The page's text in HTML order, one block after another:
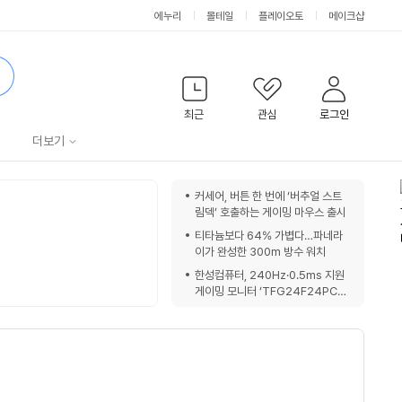
에누리 몰테일 플레이오토 메이크샵
최근 관심 로그인
서
더보기
커세어, 버튼 한 번에 ‘버추얼 스트
림덱’ 호출하는 게이밍 마우스 출시
티타늄보다 64% 가볍다…파네라
이가 완성한 300m 방수 워치
한성컴퓨터, 240Hz·0.5ms 지원
게이밍 모니터 ‘TFG24F24PCM